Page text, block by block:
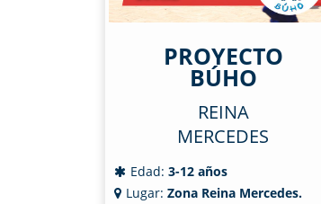
PROYECTO
BÚHO
REINA
MERCEDES
Edad: 3-12 años
Lugar: Zona Reina Mercedes.